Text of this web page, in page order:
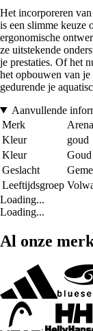
Het incorporeren
is een slimme keuze
ergonomische
ze uitstekende
je prestaties. Of het
het opbouwen van
gedurende je
Aanvullende
Merk
Arena
Kleur
goud
Kleur
Goud
Geslacht
Leeftijdsgroep
Loading...
Loading...
Al onze